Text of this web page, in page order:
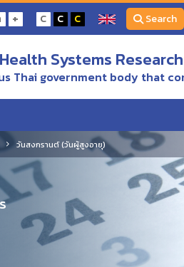
+ C C C Search
Health Systems
Thai government body that
วันสงกรานต์ (วันผู้สูงอายุ)